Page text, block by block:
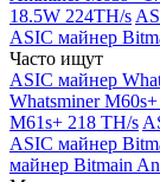
18.5W 224TH/s
ASIC майнер
Часто ищут
ASIC майнер
Whatsminer
M61s+ 218 TH/s
ASIC майнер
майнер Bitmain